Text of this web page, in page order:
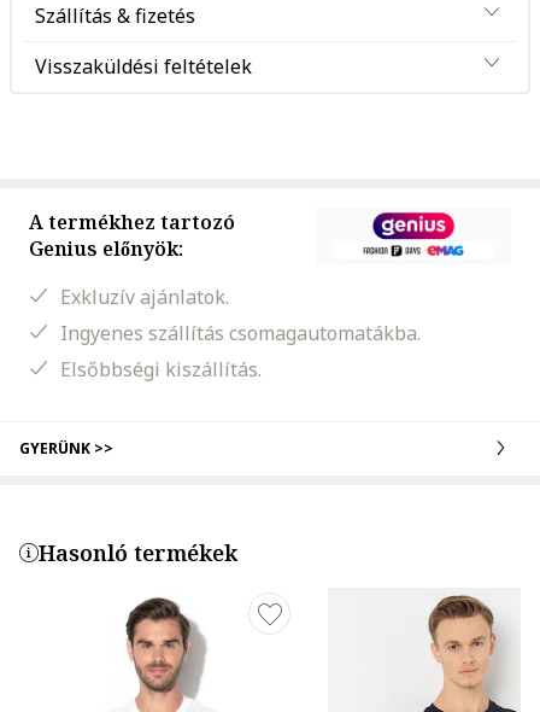
Szállítás & fizetés
Visszaküldési feltételek
A termékhez tartozó
Genius előnyök:
Exkluzív ajánlatok.
Ingyenes szállítás csomagautomatákba.
Elsőbbségi kiszállítás.
GYERÜNK >>
Hasonló termékek